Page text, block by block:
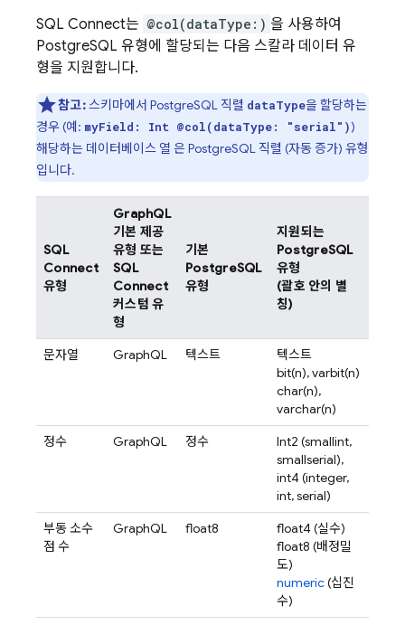
SQL Connect는 @col(dataType:) 을 사용하여
PostgreSQL 유형에 할당되는 다음 스칼라 데이터 유
형을 지원합니다.
참고:스키마에서 PostgreSQL 직렬 dataType을 할당하는
경우 (예: myField: Int @col(dataType: "serial"))
해당하는 데이터베이스 열 은 PostgreSQL 직렬 (자동 증가) 유형
입니다.
SQL
Connect
유형
GraphQL
기본 제공
유형 또는
SQL
Connect
커스텀 유
형
기본
PostgreSQL
유형
지원되는
PostgreSQL
유형
(괄호 안의 별
칭)
문자열 GraphQL 텍스트
텍스트
bit(n), varbit(n)
char(n),
varchar(n)
정수
GraphQL 정수
Int2 (smallint,
smallserial),
int4 (integer,
int, serial)
부동 소수
점 수
GraphQL float8
float4 (실수)
float8 (배정밀
도)
numeric(십진
수)